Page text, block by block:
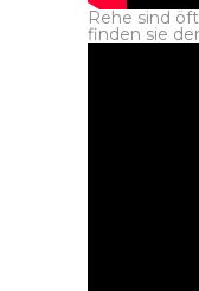
Rehe sind
finden sie